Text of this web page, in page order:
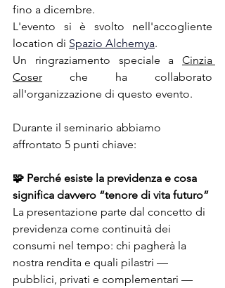
fino a dicembre.
L'evento si è svolto nell'accogliente
location di Spazio Alchemya.
Un ringraziamento speciale a Cinzia
Coser che ha collaborato
all'organizzazione di questo evento.
Durante il seminario abbiamo
affrontato 5 punti chiave:
🧩 Perché esiste la previdenza e cosa
significa davvero “tenore di vita futuro”
La presentazione parte dal concetto di
previdenza come continuità dei
consumi nel tempo: chi pagherà la
nostra rendita e quali pilastri —
pubblici, privati e complementari —